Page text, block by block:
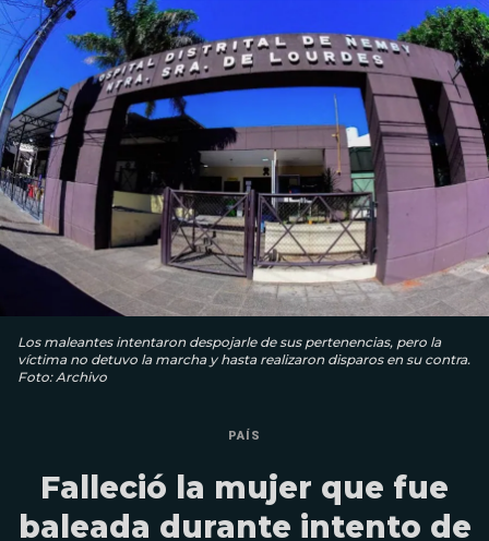
Los maleantes intentaron despojarle de sus pertenencias, pero la
víctima no detuvo la marcha y hasta realizaron disparos en su contra.
Foto: Archivo
PAÍS
Falleció la mujer que fue
baleada durante intento de